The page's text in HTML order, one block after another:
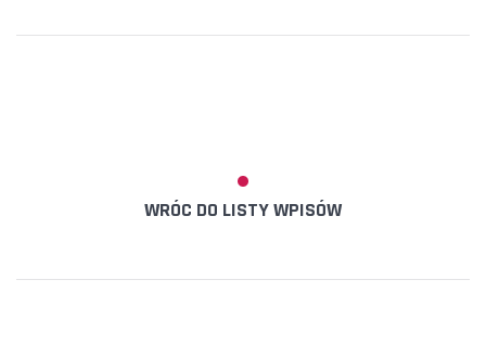
WRÓC DO LISTY WPISÓW